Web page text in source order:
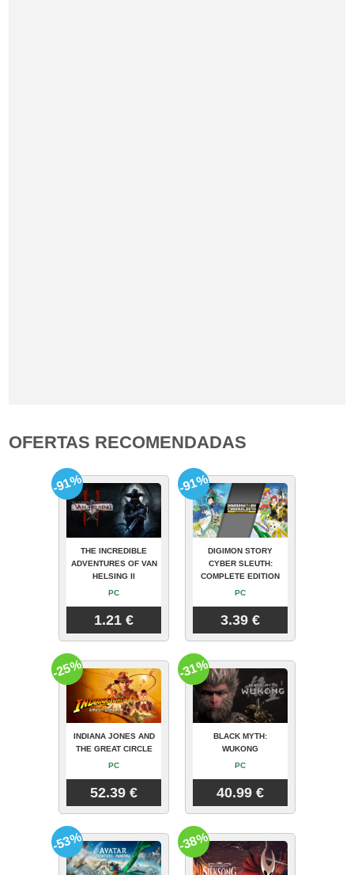
OFERTAS RECOMENDADAS
THE INCREDIBLE
ADVENTURES OF VAN
HELSING II
PC
1.21 €
-91%
DIGIMON STORY
CYBER SLEUTH:
COMPLETE EDITION
PC
3.39 €
-91%
INDIANA JONES AND
THE GREAT CIRCLE
PC
52.39 €
-25%
BLACK MYTH:
WUKONG
PC
40.99 €
-31%
-53% -38%